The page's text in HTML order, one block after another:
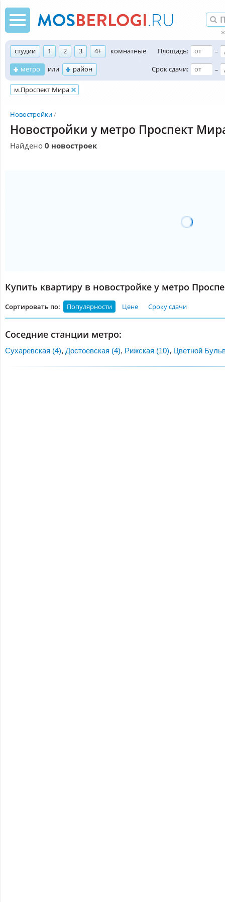
студии 1 2 3 4+
комнатные
метро
или район
Площадь:
–
Срок сдачи:
–
м.Проспект Мира
Новостройки
Новостройки у метро Проспект
Найдено 0 новостроек
Купить квартиру в новостройке у метро
Сортировать по: Популярности Цене Сроку сдачи
Соседние станции метро:
Сухаревская (4), Достоевская (4), Рижская (10), Цветной